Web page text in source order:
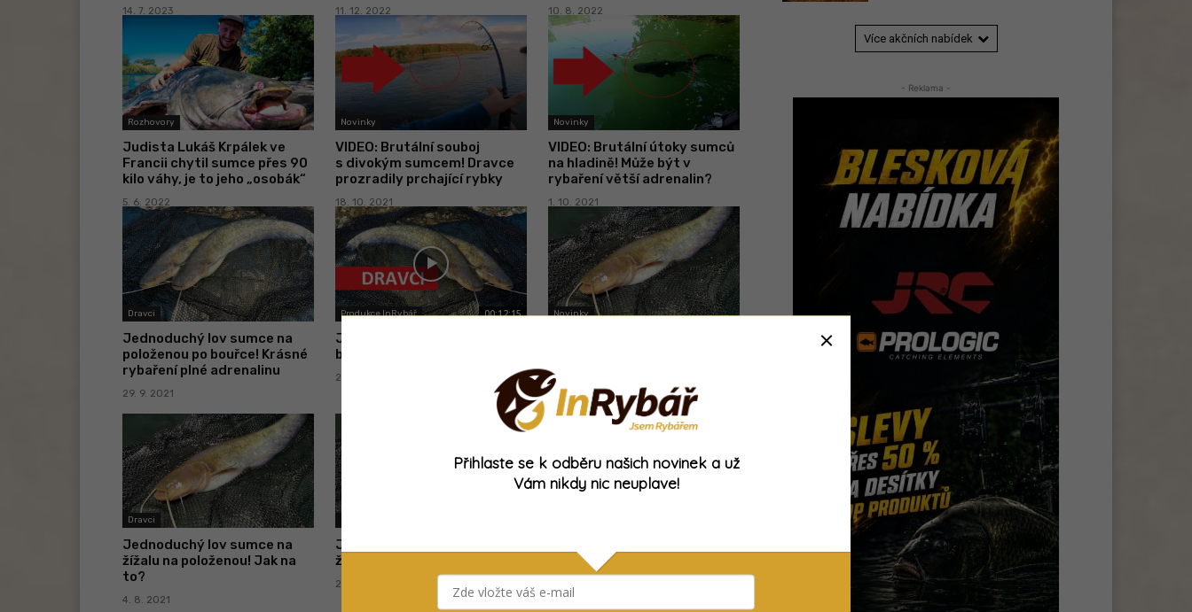
14. 7. 2023 11. 12. 2022 10. 8. 2022
Rozhovory
Judista Lukáš Krpálek ve
Francii chytil sumce přes 90
kilo váhy, je to jeho „osobák“
5. 6. 2022
Novinky
VIDEO: Brutální souboj
s divokým sumcem! Dravce
prozradily prchající rybky
18. 10. 2021
Novinky
VIDEO: Brutální útoky sumců
na hladině! Může být v
rybaření větší adrenalin?
1. 10. 2021
Dravci
Jednoduchý lov sumce na
položenou po bouřce! Krásné
rybaření plné adrenalinu
29. 9. 2021
Produkce InRybář 00:12:15
Jednoduchý lov sumce po
bouřce
20. 9. 2021
Novinky
nohama! Z tohohle tuhne
krev v žilách!
6. 8. 2021
Dravci
Jednoduchý lov sumce na
žížalu na položenou! Jak na
to?
4. 8. 2021
Jednoduchý lov sumce na
žížalu na položenou
29. 7. 2021
sumce: Monstrum! Sumec o
délce 254 centimetrů!
17. 1. 2019
Více akčních nabídek
- Reklama -
Přihlaste se k odběru našich novinek a už
Vám nikdy nic neuplave!